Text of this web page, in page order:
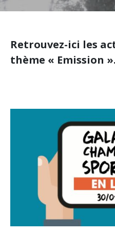
Retrouvez-ici les
thème « Emission ».